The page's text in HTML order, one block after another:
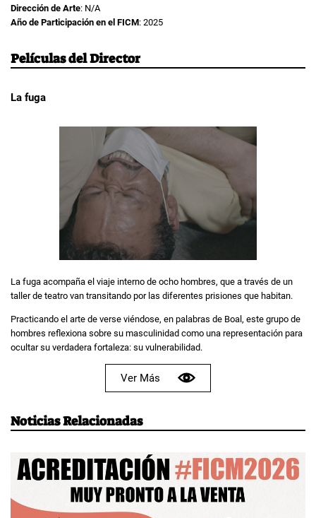
Dirección de Arte: N/A
Año de Participación en el FICM: 2025
Películas del Director
La fuga
La fuga acompaña el viaje interno de ocho hombres, que a través de un
taller de teatro van transitando por las diferentes prisiones que habitan.
Practicando el arte de verse viéndose, en palabras de Boal, este grupo de
hombres reflexiona sobre su masculinidad como una representación para
ocultar su verdadera fortaleza: su vulnerabilidad.
Ver Más
Noticias Relacionadas